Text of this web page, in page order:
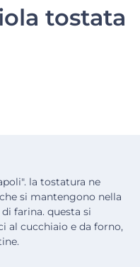
tostata
la tostatura ne
si mantengono nella
farina. questa si
al cucchiaio e da forno,